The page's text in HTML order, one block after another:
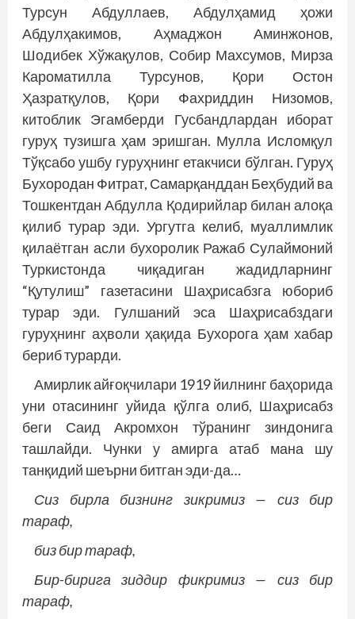
Турсун Абдуллаев, Абдулҳамид ҳожи
Абдулҳакимов, Аҳмаджон Аминжонов,
Шодибек Хўжақулов, Собир Махсумов, Мирза
Кароматилла Турсунов, Қори Остон
Ҳазратқулов, Қори Фахриддин Низомов,
китоблик Эгамберди Гусбандлардан иборат
гуруҳ тузишга ҳам эришган. Мулла Исломқул
Тўқсабо ушбу гуруҳнинг етакчиси бўлган. Гуруҳ
Бухородан Фитрат, Самарқанддан Беҳбудий ва
Тошкентдан Абдулла Қодирийлар билан алоқа
қилиб турар эди. Ургутга келиб, муаллимлик
қилаётган асли бухоролик Ражаб Сулаймоний
Туркистонда чиқадиган жадидларнинг
“Қутулиш” газетасини Шаҳрисабзга юбориб
турар эди. Гулшаний эса Шаҳрисабздаги
гуруҳнинг аҳволи ҳақида Бухорога ҳам хабар
бериб турарди.
Амирлик айғоқчилари 1919 йилнинг баҳорида
уни отасининг уйида қўлга олиб, Шаҳрисабз
беги Саид Акромхон тўранинг зиндонига
ташлайди. Чунки у амирга атаб мана шу
танқидий шеърни битган эди-да…
Сиз бирла бизнинг зикримиз — сиз бир
тараф,
биз бир тараф,
Бир-бирига зиддир фикримиз — сиз бир
тараф,